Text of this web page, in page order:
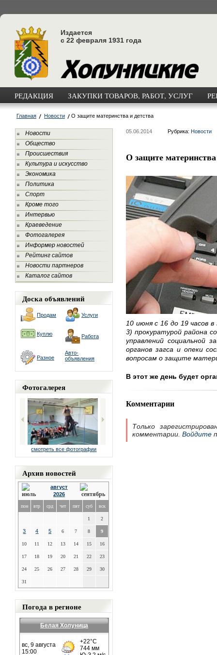
Издается
с 22 февраля 1931 года
РЕДАКЦИЯ ЗАКУПКИ ТОВАРОВ, РАБОТ, УСЛУГ
Главная Новости О защите материнства и детства
Новости
Общество
Происшествия
Культура и искусство
Экономика
Политика
Спорт
Кроме того
Интервью
Краеведение
Фотогалерея
Информер новостей
Рейтинг сайтов
Новости партнеров
Каталог сайтов
Доска объявлений
Продам Услуги
Куплю Работа
Разное
Авто-
объявления
Фотогалерея
смотреть все фотографии
Архив новостей
август
2026
пон втр срд чет пят суб вск
1 2
3 4 5 6 7 8 9
10 11 12 13 14 15 16
17 18 19 20 21 22 23
24 25 26 27 28 29 30
31
Погода в регионе
Белая Холуница
05.06.2014 Рубрика: Новости
О защите
10 июня с 16 до 19 часов
3) прокуратурой района
управлений социальной
органов загса и опеки
вопросам о защите
В этот же день будет
Комментарии
Только
комментарии. Войдите